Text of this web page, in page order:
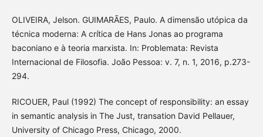
OLIVEIRA, Jelson. GUIMARÃES, Paulo. A dimensão utópica da
técnica moderna: A crítica de Hans Jonas ao programa
baconiano e à teoria marxista. In: Problemata: Revista
Internacional de Filosofia. João Pessoa: v. 7, n. 1, 2016, p.273-
294.
RICOUER, Paul (1992) The concept of responsibility: an essay
in semantic analysis in The Just, transation David Pellauer,
University of Chicago Press, Chicago, 2000.